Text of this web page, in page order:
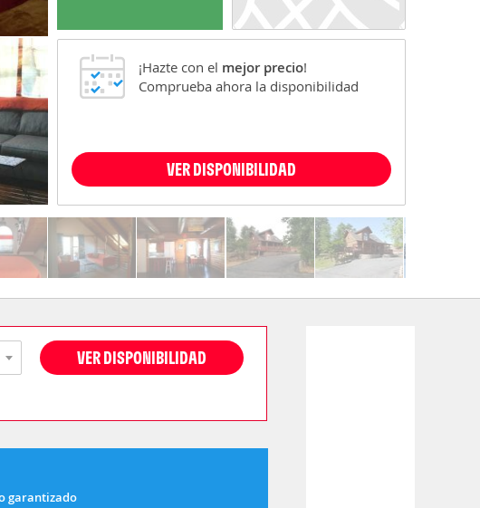
¡Hazte con el mejor precio!
Comprueba ahora la disponibilidad
VER DISPONIBILIDAD
VER DISPONIBILIDAD
garantizado